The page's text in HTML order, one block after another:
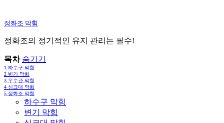
정화조 막힘
정화조의 정기적인 유지 관리는 필수!
목차 숨기기
1 하수구 막힘
2 변기 막힘
3 우수관 막힘
4 싱크대 막힘
5 정화조 막힘
하수구 막힘
변기 막힘